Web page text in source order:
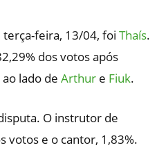
terça-feira, 13/04, foi Thaís.
dos votos após
lado de Arthur e Fiuk.
O instrutor de
votos e o cantor, 1,83%.